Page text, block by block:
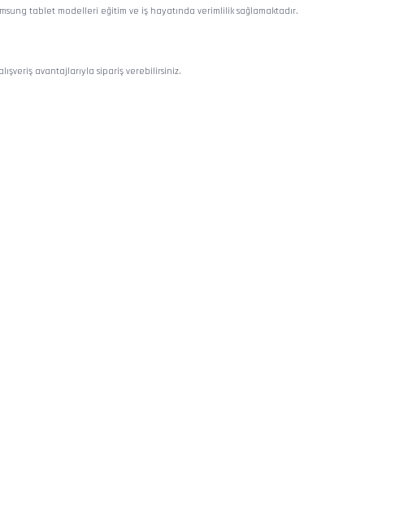
tablet modelleri eğitim ve iş hayatında verimlilik sağlamaktadır.
avantajlarıyla sipariş verebilirsiniz.